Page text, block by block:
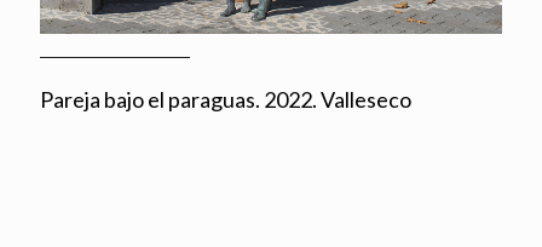
Pareja bajo el paraguas. 2022. Valleseco